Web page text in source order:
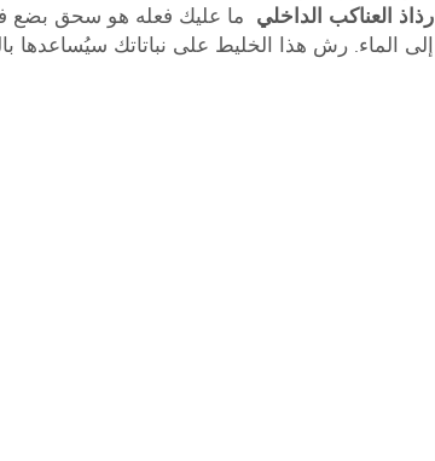
رذاذ العناكب الداخلي ما عليك فعله هو سحق بضع
إلى الماء. رش هذا الخليط على نباتاتك سيُساعدها